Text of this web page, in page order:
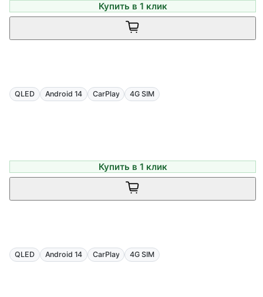
Купить в 1 клик
QLED Android 14 CarPlay 4G SIM
Купить в 1 клик
QLED Android 14 CarPlay 4G SIM